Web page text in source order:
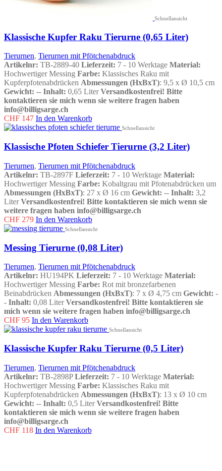
Schnellansicht
Klassische Kupfer Raku Tierurne (0,65 Liter)
Tierurnen, Tierurnen mit Pfötchenabdruck
Artikelnr: TB-2889-40 Lieferzeit: 7 - 10 Werktage Material:
Hochwertiger Messing Farbe: Klassisches Raku mit
Kupferpfotenabdrücken Abmessungen (HxBxT): 9,5 x Ø 10,5 cm
Gewicht: -- Inhalt: 0,65 LiterVersandkostenfrei! Bitte
kontaktieren sie mich wenn sie weitere fragen haben
info@billigsarge.ch
CHF 147 In den Warenkorb
Schnellansicht
Klassische Pfoten Schiefer Tierurne (3,2 Liter)
Tierurnen, Tierurnen mit Pfötchenabdruck
Artikelnr: TB-2897F Lieferzeit: 7 - 10 Werktage Material:
Hochwertiger Messing Farbe: Kobaltgrau mit Pfotenabdrücken um
Abmessungen (HxBxT): 27 x Ø 16 cm Gewicht: -- Inhalt: 3,2
LiterVersandkostenfrei! Bitte kontaktieren sie mich wenn sie
weitere fragen haben info@billigsarge.ch
CHF 279 In den Warenkorb
Schnellansicht
Messing Tierurne (0,08 Liter)
Tierurnen, Tierurnen mit Pfötchenabdruck
Artikelnr: HU194PK Lieferzeit: 7 - 10 Werktage Material:
Hochwertiger Messing Farbe: Rot mit bronzefarbenen
Beinabdrücken Abmessungen (HxBxT): 7 x Ø 4,75 cm Gewicht: -
- Inhalt: 0,08 LiterVersandkostenfrei! Bitte kontaktieren sie
mich wenn sie weitere fragen haben info@billigsarge.ch
CHF 95 In den Warenkorb
Schnellansicht
Klassische Kupfer Raku Tierurne (0,5 Liter)
Tierurnen, Tierurnen mit Pfötchenabdruck
Artikelnr: TB-2898PLieferzeit: 7 - 10 Werktage Material:
Hochwertiger Messing Farbe: Klassisches Raku mit
Kupferpfotenabdrücken Abmessungen (HxBxT): 13 x Ø 10 cm
Gewicht: -- Inhalt: 0,5 LiterVersandkostenfrei! Bitte
kontaktieren sie mich wenn sie weitere fragen haben
info@billigsarge.ch
CHF 118 In den Warenkorb